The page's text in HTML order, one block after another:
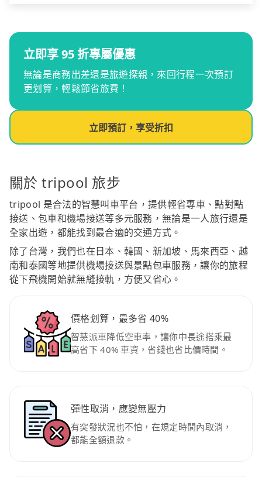
立即享 95 折專屬優惠
無論是商務出差還是旅遊探親，來回行程一次預訂
更划算，輕鬆節省旅費！
立即預訂，享受折扣
關於 tripool 旅步
tripool 是合法的智慧叫車平台，提供輕省專車、點對點
接送、包車和機場接送等多元服務，無論是一人旅行還是
全家出遊，都能找到最合適的交通方式。
除了台灣，我們也在日本、韓國、新加坡、馬來西亞、越
南和泰國等地提供機場接送與景點包車服務，讓你的旅程
從下飛機開始就無縫接軌，方便又省心。
價格划算，最多省 40%
智慧派車降低空車率，讓你中長途搭乘最
高省下 40% 車資，省錢也省比價時間。
彈性取消，應變無壓力
有突發狀況也不怕，在規定時間內取消，
都能全額退款。